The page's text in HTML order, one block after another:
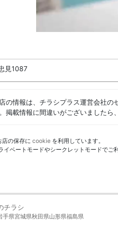
見1087
の情報は、チラシプラス運営会社
掲載情報に間違いがございましたら
の保存に cookie を利用しています。
イベートモードやシークレットモードでご
チラシ
手県宮城県秋田県山形県福島県